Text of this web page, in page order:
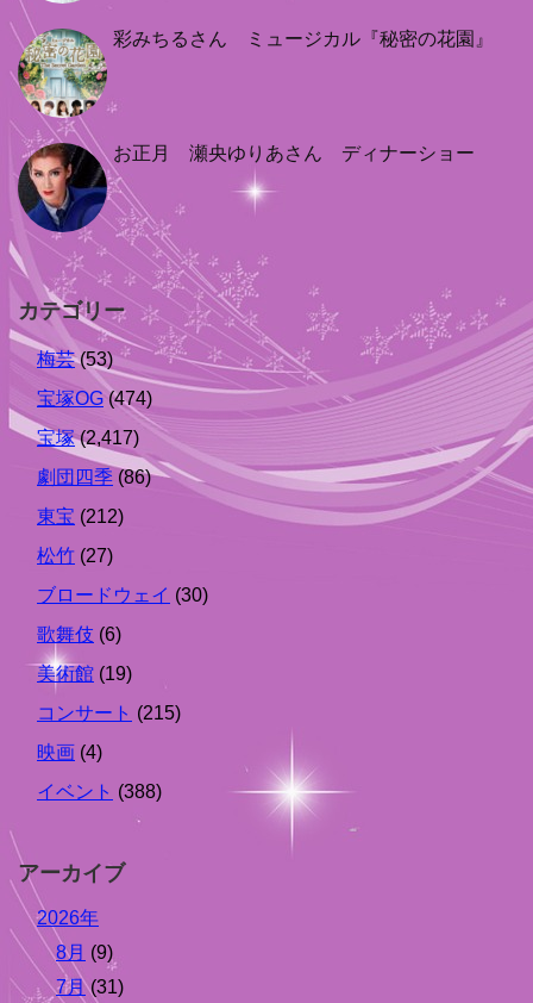
彩みちるさん ミュージカル『秘密の花園』
お正月 瀬央ゆりあさん ディナーショー
カテゴリー
梅芸(53)
宝塚OG (474)
宝塚(2,417)
劇団四季 (86)
東宝 (212)
松竹 (27)
ブロードウェイ (30)
歌舞伎 (6)
美術館 (19)
コンサート (215)
映画 (4)
イベント (388)
アーカイブ
2026年
8月 (9)
7月(31)